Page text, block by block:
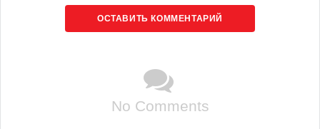
ОСТАВИТЬ КОММЕНТАРИЙ
No Comments